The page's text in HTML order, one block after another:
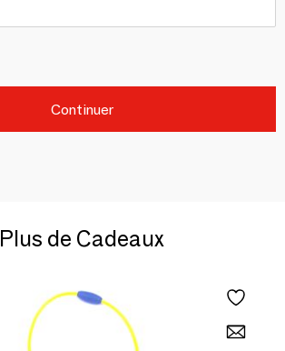
Continuer
Plus de Cadeaux